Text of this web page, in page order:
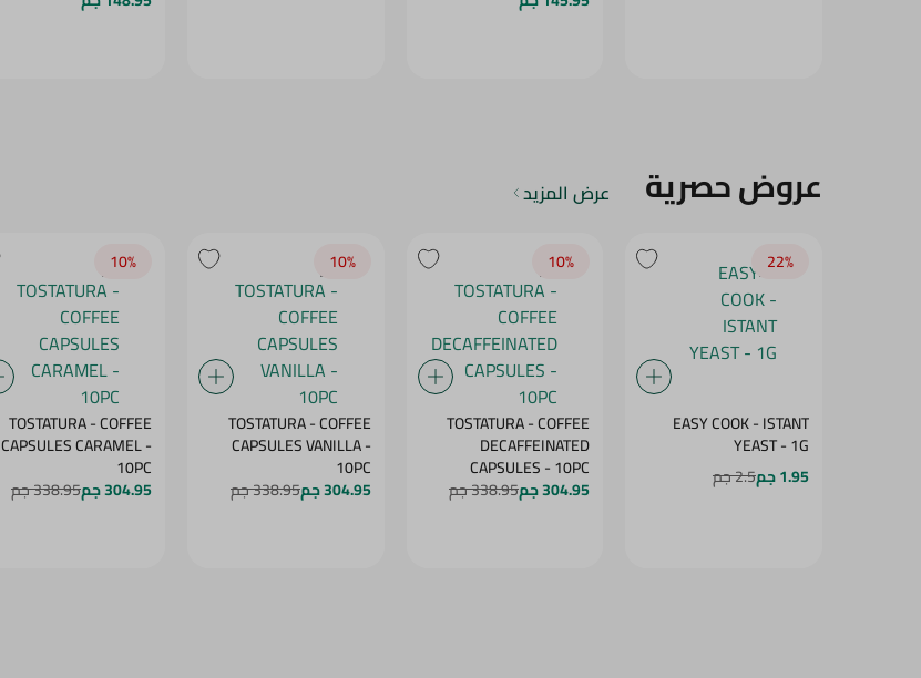
عروض حصرية عرض المزيد
22‎%‎
EASY COOK - ISTANT
YEAST - 1G
1.95 جم
2.5 جم
10‎%‎
TOSTATURA - COFFEE
DECAFFEINATED
CAPSULES - 10PC
304.95 جم 338.95 جم
10‎%‎
TOSTATURA - COFFEE
CAPSULES VANILLA -
10PC
304.95 جم 338.95 جم
10‎%‎
TOSTATURA - COFFEE
CAPSULES CARAMEL -
10PC
304.95 جم 338.95 جم